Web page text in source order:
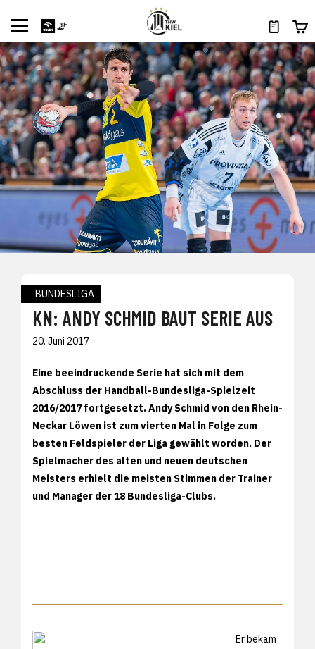
BUNDESLIGA
KN: ANDY SCHMID BAUT SERIE AUS
20. Juni 2017
Eine beeindruckende Serie hat sich mit dem
Abschluss der Handball-Bundesliga-Spielzeit
2016/2017 fortgesetzt. Andy Schmid von den Rhein-
Neckar Löwen ist zum vierten Mal in Folge zum
besten Feldspieler der Liga gewählt worden. Der
Spielmacher des alten und neuen deutschen
Meisters erhielt die meisten Stimmen der Trainer
und Manager der 18 Bundesliga-Clubs.
Er bekam